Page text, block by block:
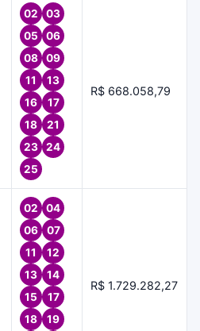
02
03
05
06
08
09
11
13
16
17
18
21
23
24
25
R$ 668.058,79
02
04
06
07
11
12
13
14
15
17
18
19
R$ 1.729.282,27